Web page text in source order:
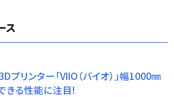
ス
リンター「VIIO（バイオ）」幅1000㎜
きる性能に注目!